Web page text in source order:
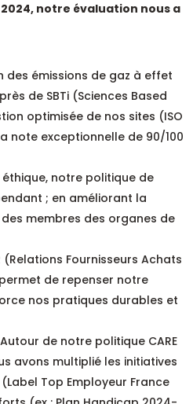
2024, notre évaluation nous a
émissions de gaz à effet
de SBTi (Sciences Based
optimisée de nos sites (ISO
note exceptionnelle de 90/100
notre politique de
; en améliorant la
membres des organes de
Fournisseurs Achats
de repenser notre
nos pratiques durables et
de notre politique CARE
avons multiplié les initiatives
Top Employeur France